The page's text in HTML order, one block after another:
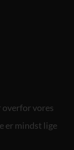
overfor vores
er mindst lige